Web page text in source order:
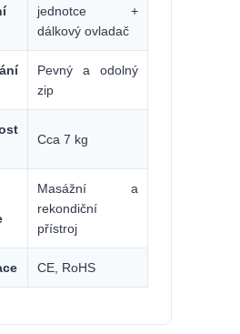
jednotce +
dálkový ovladač
Pevný a odolný
zip
Cca 7 kg
Masážní a
rekondiční
přístroj
CE, RoHS